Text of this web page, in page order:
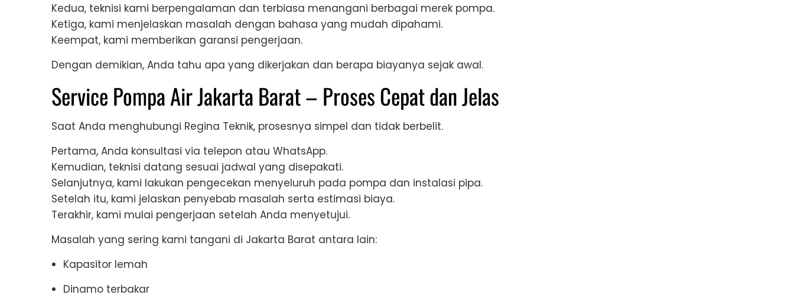
Kedua, teknisi kami berpengalaman dan terbiasa menangani berbagai merek pompa.
Ketiga, kami menjelaskan masalah dengan bahasa yang mudah dipahami.
Keempat, kami memberikan garansi pengerjaan.
Dengan demikian, Anda tahu apa yang dikerjakan dan berapa biayanya sejak awal.
Service Pompa Air Jakarta Barat – Proses Cepat dan Jelas
Saat Anda menghubungi Regina Teknik, prosesnya simpel dan tidak berbelit.
Pertama, Anda konsultasi via telepon atau WhatsApp.
Kemudian, teknisi datang sesuai jadwal yang disepakati.
Selanjutnya, kami lakukan pengecekan menyeluruh pada pompa dan instalasi pipa.
Setelah itu, kami jelaskan penyebab masalah serta estimasi biaya.
Terakhir, kami mulai pengerjaan setelah Anda menyetujui.
Masalah yang sering kami tangani di Jakarta Barat antara lain:
Kapasitor lemah
Dinamo terbakar